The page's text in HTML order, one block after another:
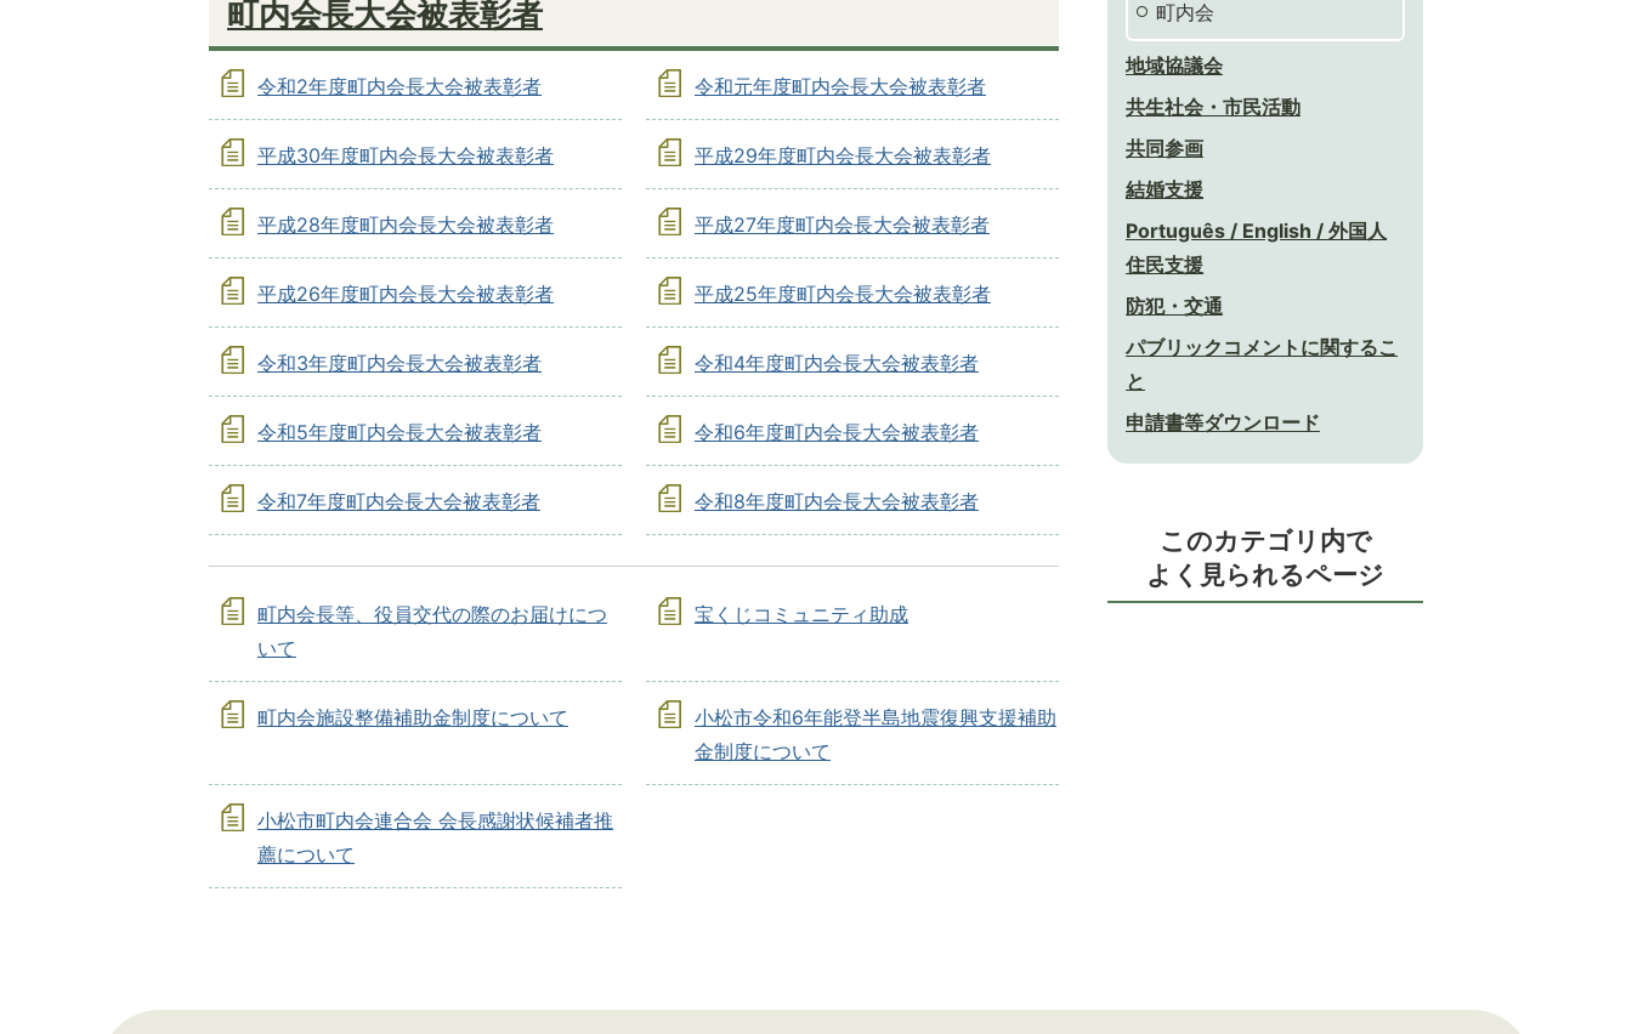
町内会長大会被表彰者
令和2年度町内会長大会被表彰者 令和元年度町内会長大会被表彰者
平成30年度町内会長大会被表彰者 平成29年度町内会長大会被表彰者
平成28年度町内会長大会被表彰者 平成27年度町内会長大会被表彰者
平成26年度町内会長大会被表彰者 平成25年度町内会長大会被表彰者
令和3年度町内会長大会被表彰者 令和4年度町内会長大会被表彰者
令和5年度町内会長大会被表彰者 令和6年度町内会長大会被表彰者
令和7年度町内会長大会被表彰者 令和8年度町内会長大会被表彰者
町内会長等、役員交代の際のお届けにつ
いて
宝くじコミュニティ助成
町内会施設整備補助金制度について
小松市令和6年能登半島地震復興支援補助
金制度について
小松市町内会連合会 会長感謝状候補者推
薦について
町内会
地域協議会
共生社会・市民活動
共同参画
結婚支援
Português / English / 外国人
住民支援
防犯・交通
パブリックコメントに関するこ
と
申請書等ダウンロード
このカテゴリ内で
よく見られるページ